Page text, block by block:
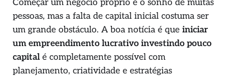
Começar um negócio próprio é o sonho de muitas
pessoas, mas a falta de capital inicial costuma ser
um grande obstáculo. A boa notícia é que iniciar
um empreendimento lucrativo investindo pouco
capitalé completamente possível com
planejamento, criatividade e estratégias